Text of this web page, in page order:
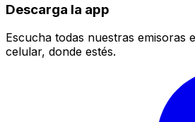
Descarga la app
Escucha todas nuestras emisoras
celular, donde estés.